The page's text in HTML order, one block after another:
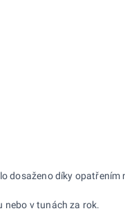
dosaženo díky opatřením
nebo v tunách za rok.